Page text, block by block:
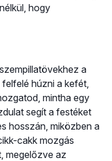
hogy
a
húzni a kefét,
mintha egy
segít a festéket
hosszán, miközben a
cakk mozgás
megelőzve az